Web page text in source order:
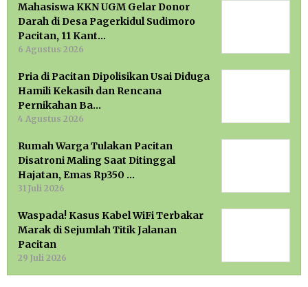
Mahasiswa KKN UGM Gelar Donor
Darah di Desa Pagerkidul Sudimoro
Pacitan, 11 Kant…
6 Agustus 2026
Pria di Pacitan Dipolisikan Usai Diduga
Hamili Kekasih dan Rencana
Pernikahan Ba…
4 Agustus 2026
Rumah Warga Tulakan Pacitan
Disatroni Maling Saat Ditinggal
Hajatan, Emas Rp350 …
31 Juli 2026
Waspada! Kasus Kabel WiFi Terbakar
Marak di Sejumlah Titik Jalanan
Pacitan
29 Juli 2026